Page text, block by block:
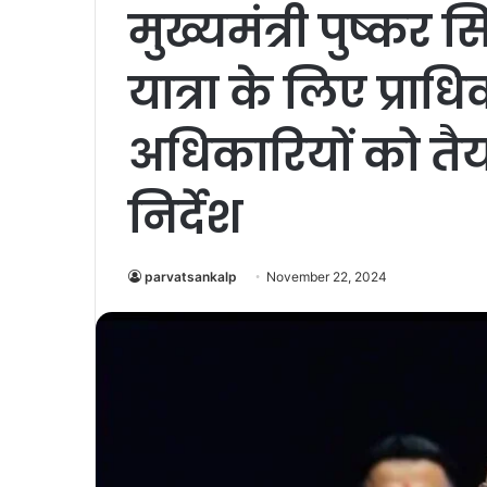
मुख्यमंत्री पुष्कर
यात्रा के लिए
अधिकारियों को
निर्देश
parvatsankalp November 22, 2024